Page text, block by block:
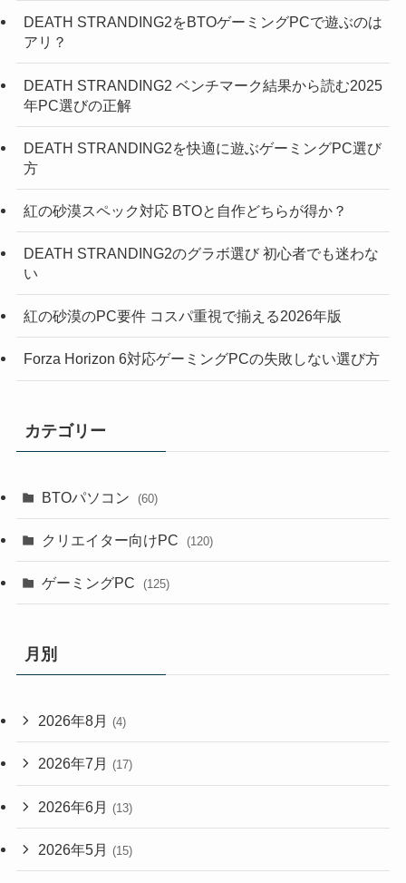
DEATH STRANDING2をBTOゲーミングPCで遊ぶのは
アリ？
DEATH STRANDING2 ベンチマーク結果から読む2025
年PC選びの正解
DEATH STRANDING2を快適に遊ぶゲーミングPC選び
方
紅の砂漠スペック対応 BTOと自作どちらが得か？
DEATH STRANDING2のグラボ選び 初心者でも迷わな
い
紅の砂漠のPC要件 コスパ重視で揃える2026年版
Forza Horizon 6対応ゲーミングPCの失敗しない選び方
カテゴリー
BTOパソコン (60)
クリエイター向けPC (120)
ゲーミングPC (125)
月別
2026年8月 (4)
2026年7月 (17)
2026年6月 (13)
2026年5月 (15)